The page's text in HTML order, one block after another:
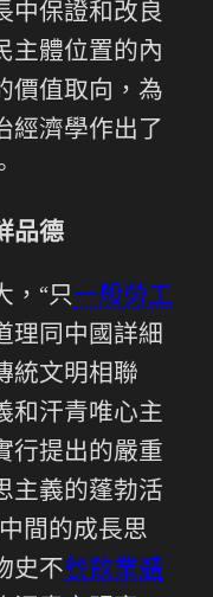
中保證和改良
主體位置的內
價值取向，為
經濟學作出了
品德
，“只一般勞工
理同中國詳細
統文明相聯
和汗青唯心主
行提出的嚴重
主義的蓬勃活
間的成長思
史不餐飲業體